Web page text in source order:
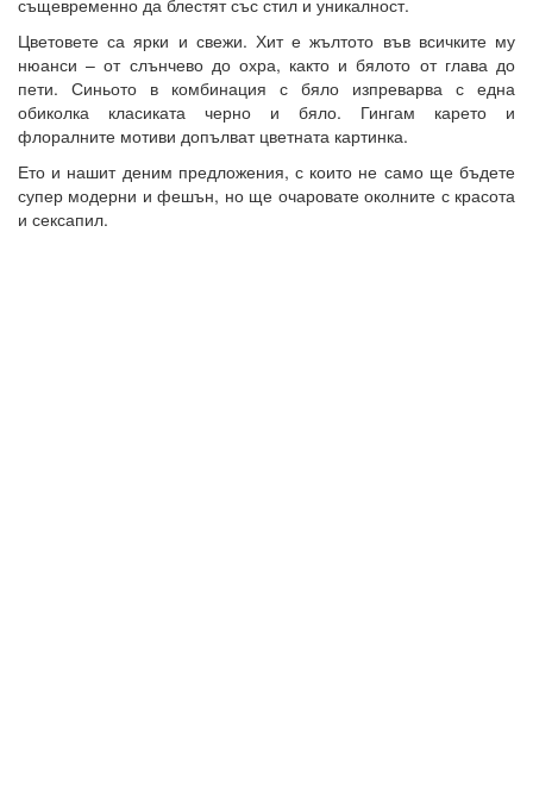
Цветовете са ярки и свежи. Хит е жълтото във всичките му
нюанси – от слънчево до охра, както и бялото от глава до
пети. Синьото в комбинация с бяло изпреварва с една
обиколка класиката черно и бяло. Гингам карето и
флоралните мотиви допълват цветната картинка.
Ето и нашит деним предложения, с които не само ще бъдете
супер модерни и фешън, но ще очаровате околните с красота
и сексапил.